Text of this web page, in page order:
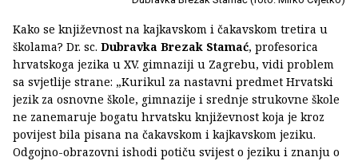
Kako se književnost na kajkavskom i čakavskom tretira u
školama? Dr. sc. Dubravka Brezak Stamać, profesorica
hrvatskoga jezika u XV. gimnaziji u Zagrebu, vidi problem
sa svjetlije strane: „Kurikul za nastavni predmet Hrvatski
jezik za osnovne škole, gimnazije i srednje strukovne škole
ne zanemaruje bogatu hrvatsku književnost koja je kroz
povijest bila pisana na čakavskom i kajkavskom jeziku.
Odgojno-obrazovni ishodi potiču svijest o jeziku i znanju o